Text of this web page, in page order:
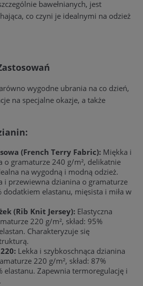
bawełnianych, jest
co czyni je idealnymi na odzież
wygodne ubrania na co dzień,
na specjalne okazje, a także
(French Terry Fabric): Miękka i
o gramaturze 240 g/m², delikatnie
na wygodną i modną odzież.
i przewiewna dzianina o gramaturze
dodatkiem elastanu, mięsista i miła w
(Rib Knit Jersey): Elastyczna
220 g/m², skład: 95%
Charakteryzuje się
Lekka i szybkoschnąca dzianina
220 g/m², skład: 87%
elastanu. Zapewnia termoregulację i